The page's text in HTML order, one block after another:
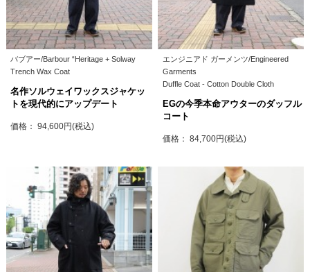
バブアー/Barbour “Heritage + Solway
Trench Wax Coat
名作ソルウェイワックスジャケッ
トを現代的にアップデート
価格： 94,600円(税込)
エンジニアド ガーメンツ/Engineered
Garments
Duffle Coat - Cotton Double Cloth
EGの今季本命アウターのダッフル
コート
価格： 84,700円(税込)